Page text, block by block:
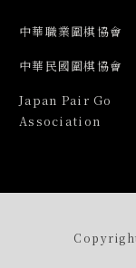
中華職業圍棋協會
中華民國圍棋協會
Japan Pair Go
Association